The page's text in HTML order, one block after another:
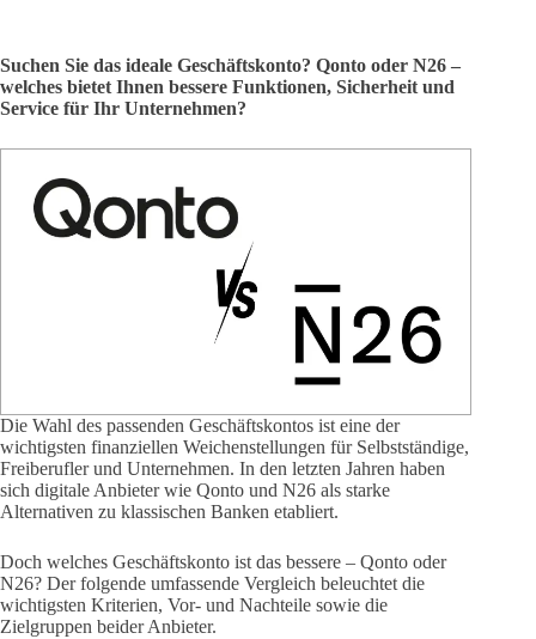
Suchen Sie das ideale Geschäftskonto? Qonto oder N26 –
welches bietet Ihnen bessere Funktionen, Sicherheit und
Service für Ihr Unternehmen?
Die Wahl des passenden Geschäftskontos ist eine der
wichtigsten finanziellen Weichenstellungen für Selbstständige,
Freiberufler und Unternehmen. In den letzten Jahren haben
sich digitale Anbieter wie Qonto und N26 als starke
Alternativen zu klassischen Banken etabliert.
Doch welches Geschäftskonto ist das bessere – Qonto oder
N26? Der folgende umfassende Vergleich beleuchtet die
wichtigsten Kriterien, Vor- und Nachteile sowie die
Zielgruppen beider Anbieter.